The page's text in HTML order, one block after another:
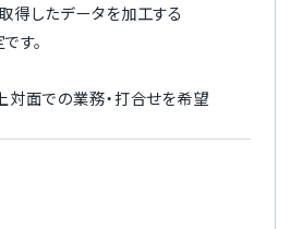
得したデータを加工する
す。
面での業務・打合せを希望